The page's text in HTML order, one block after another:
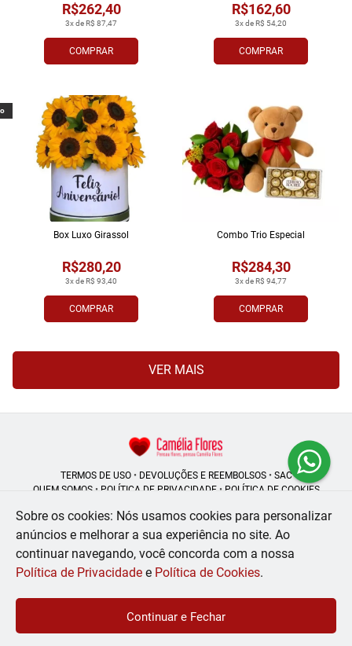
COMPRAR
3x de R$ 87,47
R$262,40
COMPRAR
3x de R$ 54,20
R$162,60
COMPRAR
3x de R$ 93,40
R$280,20
Box Luxo Girassol
COMPRAR
3x de R$ 94,77
R$284,30
Combo Trio Especial
VER MAIS
TERMOS DE USO• DEVOLUÇÕES E REEMBOLSOS• SAC
QUEM SOMOS• POLÍTICA DE PRIVACIDADE• POLÍTICA DE COOKIES
Camélia Flores | CNPJ: 08.250.956/0001-53
Rua do Rosário - 164, Centro - Rio de Janeiro - RJ - 20041-002
© 2024-2026 - Todos os direitos reservados - Desenvolvido por
Sobre os cookies: Nós usamos cookies para personalizar
anúncios e melhorar a sua experiência no site. Ao
continuar navegando, você concorda com a nossa
Política de Privacidade e Política de Cookies.
Continuar e Fechar